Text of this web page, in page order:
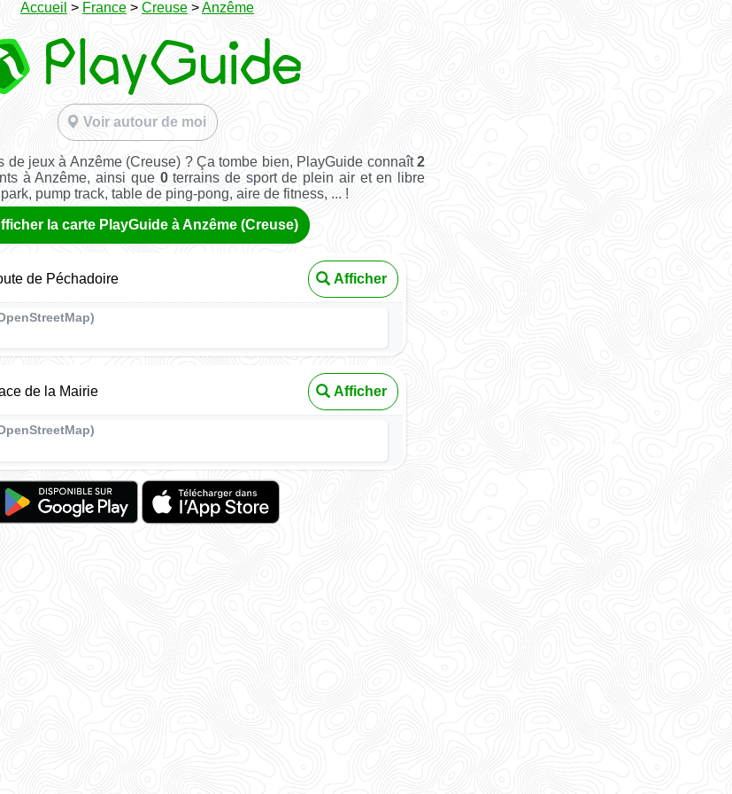
Accueil > France > Creuse >Anzême
Voir autour de moi
de jeux à Anzême (Creuse) ? Ça tombe bien, PlayGuide connaît2
à Anzême, ainsi que 0terrains de sport de plein air et en libre
pump track, table de ping-pong, aire de fitness, ... !
la carte PlayGuide à Anzême (Creuse)
de Péchadoire Afficher
de la Mairie Afficher